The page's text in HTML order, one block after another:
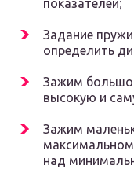
показателей;
Задание
определить
Зажим
высокую и
Зажим
над